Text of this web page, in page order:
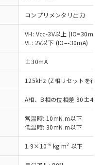
コンプリメンタリ出力
VH: Vcc-3V以上 (IO=30mA)
VL: 2V以下 (IO=-30mA)
±30mA
125kHz (Z相リセットを行
A相、B相の位相差
常温時: 10mN.m以下
低温時: 30mN.m以下
1.9×10-6 kg.m2 以下
令（10物質）の
供可能な商品で